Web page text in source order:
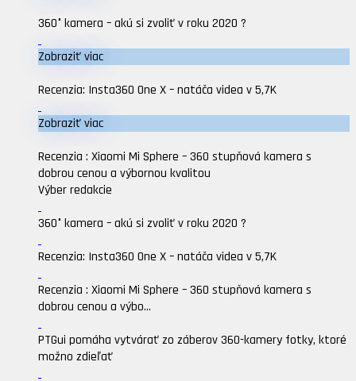
360° kamera – akú si zvoliť v roku 2020 ?
Zobraziť viac
Recenzia: Insta360 One X – natáča videa v 5,7K
Zobraziť viac
Recenzia : Xiaomi Mi Sphere – 360 stupňová kamera s
dobrou cenou a výbornou kvalitou
Výber redakcie
360° kamera – akú si zvoliť v roku 2020 ?
Recenzia: Insta360 One X – natáča videa v 5,7K
Recenzia : Xiaomi Mi Sphere – 360 stupňová kamera s
dobrou cenou a výbo...
PTGui pomáha vytvárať zo záberov 360-kamery fotky, ktoré
možno zdieľať